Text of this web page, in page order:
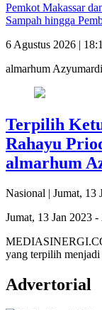
Pemkot Makassar
Sampah hingga
6 Agustus 2026 |
almarhum
Terpilih
Rahayu
almarhum
Nasional | Jumat, 13
Jumat, 13 Jan 2023
yang terpilih
Advertorial